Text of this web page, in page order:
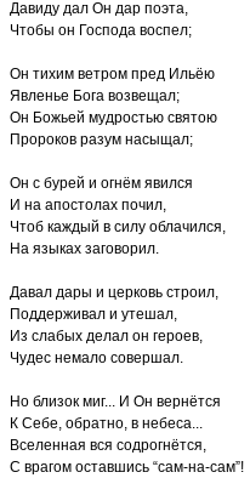
Давиду дал Он дар поэта,
Чтобы он Господа воспел;
Он тихим ветром пред Ильёю
Явленье Бога возвещал;
Он Божьей мудростью святою
Пророков разум насыщал;
Он с бурей и огнём явился
И на апостолах почил,
Чтоб каждый в силу облачился,
На языках заговорил.
Давал дары и церковь строил,
Поддерживал и утешал,
Из слабых делал он героев,
Чудес немало совершал.
Но близок миг... И Он вернётся
К Себе, обратно, в небеса...
Вселенная вся содрогнётся,
С врагом оставшись “сам-на-сам”!